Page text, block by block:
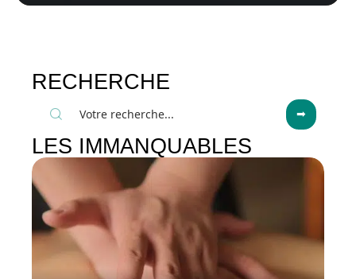
RECHERCHE
LES IMMANQUABLES